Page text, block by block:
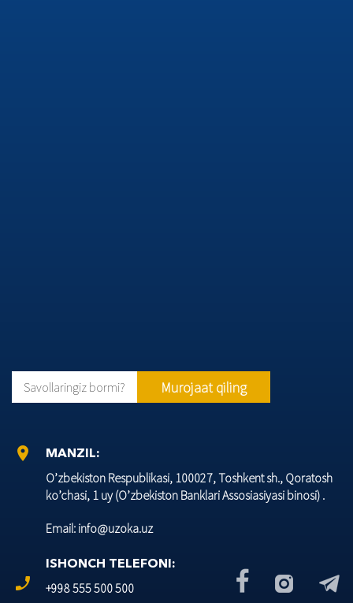
Savollaringiz bormi? Murojaat qiling
location_on
MANZIL:
O’zbеkiston Rеspublikasi, 100027, Toshkеnt sh., Qoratosh
ko’chasi, 1 uy (O’zbеkiston Banklari Assosiasiyasi binosi) .
Email: info@uzoka.uz
phone_enabled
ISHONCH TELEFONI:
+998 555 500 500